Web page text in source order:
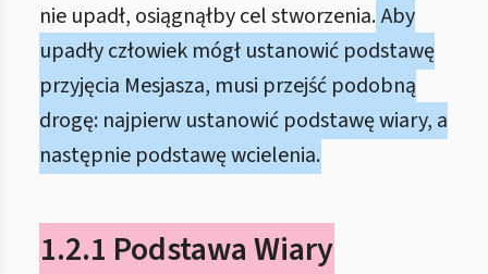
nie upadł, osiągnąłby cel stworzenia.Aby
upadły człowiek mógł ustanowić podstawę
przyjęcia Mesjasza, musi przejść podobną
drogę: najpierw ustanowić podstawę wiary, a
następnie podstawę wcielenia.
1.2.1 Podstawa Wiary